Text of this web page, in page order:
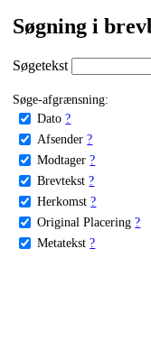
Søgning i
Søgetekst
Søge-afgrænsning:
Dato ?
Afsender ?
Modtager ?
Brevtekst ?
Herkomst ?
Original Placering ?
Metatekst ?